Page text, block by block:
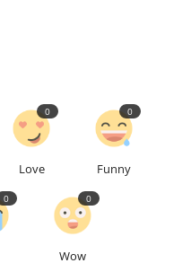
Love
0
Funny
0
0
Wow
0